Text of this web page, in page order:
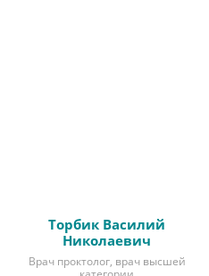
Торбик Василий
Николаевич
Врач проктолог, врач высшей